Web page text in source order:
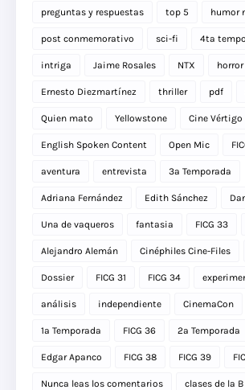
preguntas y respuestas top 5 humor
post conmemorativo sci-fi 4ta
intriga Jaime Rosales NTX horror
Ernesto Diezmartínez thriller pdf
Quien mato Yellowstone Cine Vértigo
English Spoken Content Open Mic
aventura entrevista 3a Temporada
Adriana Fernández Edith Sánchez
Una de vaqueros fantasia FICG 33
Alejandro Alemán Cinéphiles Cine-Files
Dossier FICG 31 FICG 34
análisis independiente CinemaCon
1a Temporada FICG 36 2a Temporada
Edgar Apanco FICG 38 FICG 39
Nunca leas los comentarios clases de la